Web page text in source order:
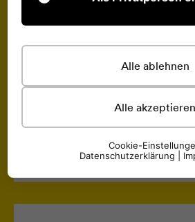
Alle ablehnen
Alle akzeptieren
Cookie-
Datenschutzerklärung